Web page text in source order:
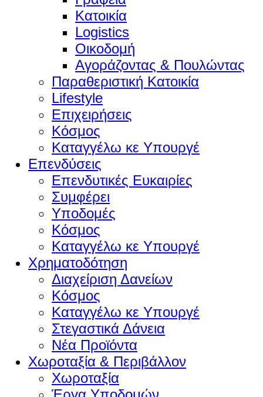
Κατοικία
Logistics
Οικοδομή
Αγοράζοντας & Πουλώντας
Παραθεριστική Κατοικία
Lifestyle
Επιχειρήσεις
Κόσμος
Καταγγέλω κε Υπουργέ
Επενδύσεις
Επενδυτικές Ευκαιρίες
Συμφέρει
Υποδομές
Κόσμος
Καταγγέλω κε Υπουργέ
Χρηματοδότηση
Διαχείριση Δανείων
Κόσμος
Καταγγέλω κε Υπουργέ
Στεγαστικά Δάνεια
Νέα Προϊόντα
Χωροταξία & Περιβάλλον
Χωροταξία